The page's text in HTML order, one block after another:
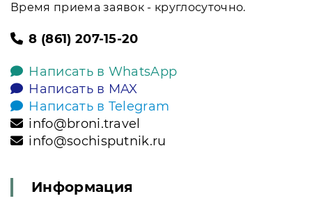
Время приема заявок - круглосуточно.
8 (861) 207-15-20
Написать в WhatsApp
Написать в MAX
Написать в Telegram
info@broni.travel
info@sochisputnik.ru
Информация